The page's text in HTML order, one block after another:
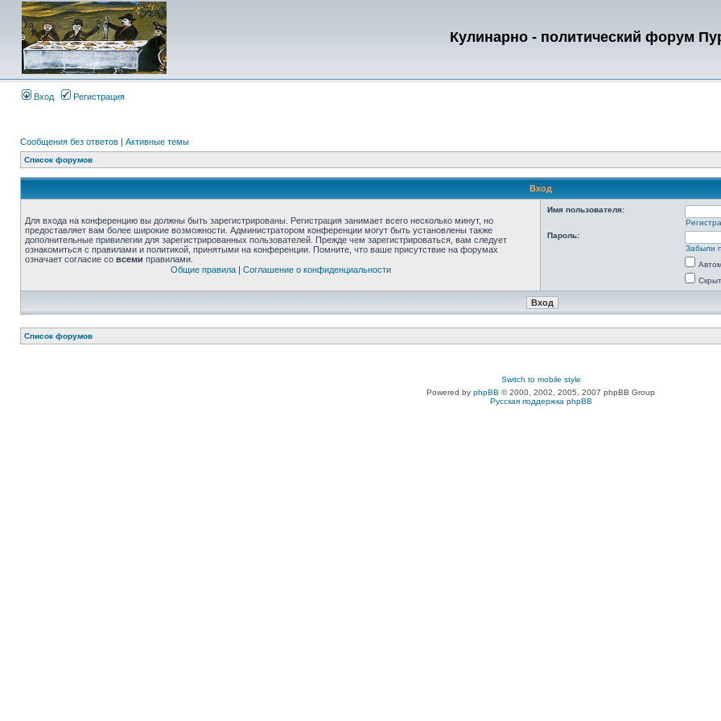
Кулинарно - политический форум
Вход Регистрация
Сообщения без ответов | Активные темы
Список форумов
Вход
Для входа на конференцию вы должны быть зарегистрированы. Регистрация занимает всего несколько минут, но
предоставляет вам более широкие возможности. Администратором конференции могут быть установлены также
дополнительные привилегии для зарегистрированных пользователей. Прежде чем зарегистрироваться, вам следует
ознакомиться с правилами и политикой, принятыми на конференции. Помните, что ваше присутствие на форумах
означает согласие со всеми правилами.
Общие правила| Соглашение о конфиденциальности
Имя пользователя:
Пароль:
Забыли
Список форумов
Switch to mobile style
Powered by phpBB © 2000, 2002, 2005, 2007 phpBB Group
Русская поддержка phpBB